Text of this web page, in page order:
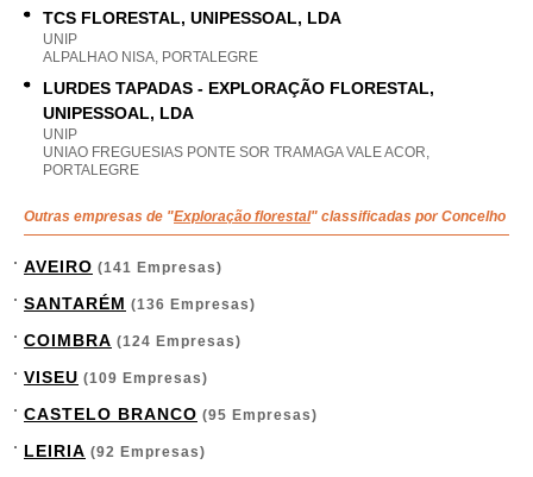
TCS FLORESTAL, UNIPESSOAL, LDA
UNIP
ALPALHAO NISA, PORTALEGRE
LURDES TAPADAS - EXPLORAÇÃO FLORESTAL,
UNIPESSOAL, LDA
UNIP
UNIAO FREGUESIAS PONTE SOR TRAMAGA VALE ACOR,
PORTALEGRE
Outras empresas de "Exploração florestal" classificadas por Concelho
AVEIRO (141 Empresas)
SANTARÉM (136 Empresas)
COIMBRA (124 Empresas)
VISEU (109 Empresas)
CASTELO BRANCO (95 Empresas)
LEIRIA (92 Empresas)